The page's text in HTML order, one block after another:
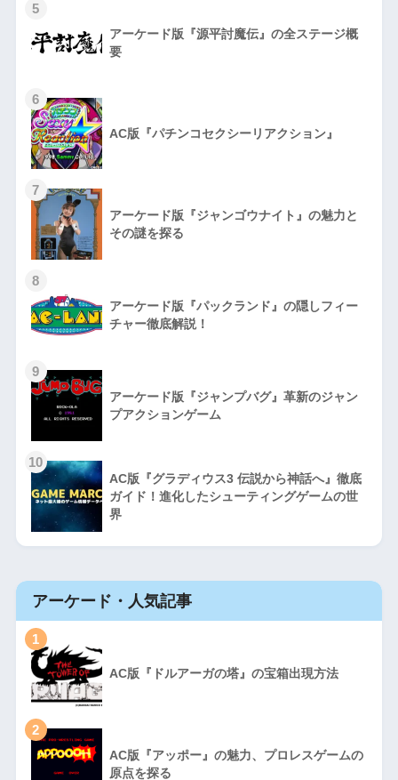
5
アーケード版『源平討魔伝』の全ステージ概
要
6
AC版『パチンコセクシーリアクション』
7
アーケード版『ジャンゴウナイト』の魅力と
その謎を探る
8
アーケード版『パックランド』の隠しフィー
チャー徹底解説！
9
アーケード版『ジャンプバグ』革新のジャン
プアクションゲーム
10
AC版『グラディウス3 伝説から神話へ』徹底
ガイド！進化したシューティングゲームの世
界
アーケード・人気記事
1
AC版『ドルアーガの塔』の宝箱出現方法
2
AC版『アッポー』の魅力、プロレスゲームの
原点を探る